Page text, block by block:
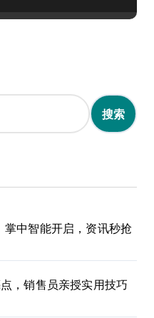
中智能开启，资讯秒抢
，销售员亲授实用技巧